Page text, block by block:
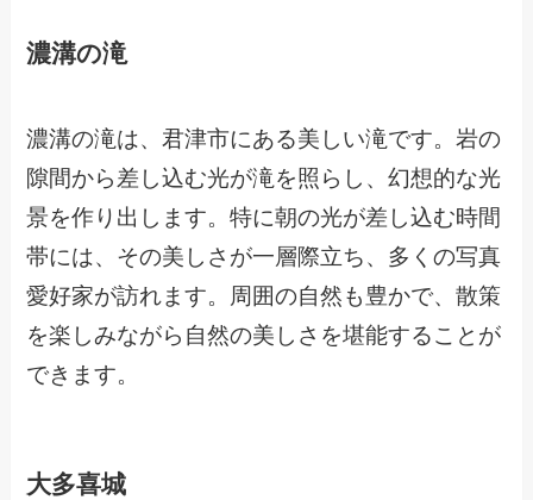
濃溝の滝
濃溝の滝は、君津市にある美しい滝です。岩の
隙間から差し込む光が滝を照らし、幻想的な光
景を作り出します。特に朝の光が差し込む時間
帯には、その美しさが一層際立ち、多くの写真
愛好家が訪れます。周囲の自然も豊かで、散策
を楽しみながら自然の美しさを堪能することが
できます。
大多喜城